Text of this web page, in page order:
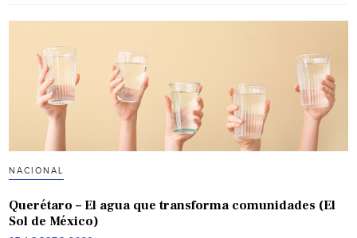
NACIONAL
Querétaro – El agua que transforma comunidades (El
Sol de México)